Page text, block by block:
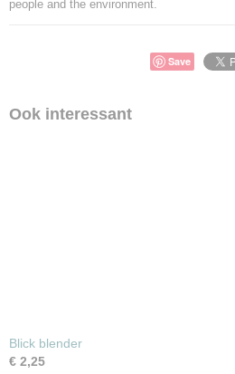
people and the environment.
Save
Ook interessant
Blick blender
€ 2,25